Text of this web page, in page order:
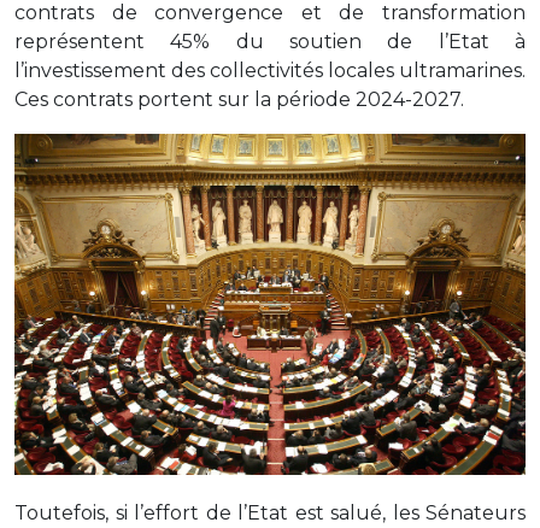
contrats de convergence et de transformation
représentent 45% du soutien de l’Etat à
l’investissement des collectivités locales ultramarines.
Ces contrats portent sur la période 2024-2027.
Toutefois, si l’effort de l’Etat est salué, les Sénateurs